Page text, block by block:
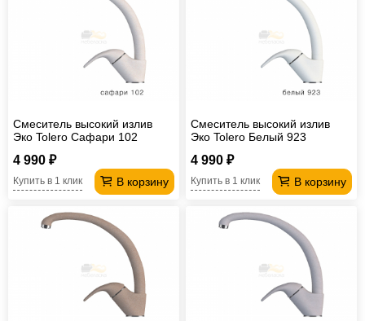
Смеситель высокий излив
Эко Tolero Сафари 102
4 990 ₽
В корзину
Купить в 1 клик
Смеситель высокий излив
Эко Tolero Белый 923
4 990 ₽
В корзину
Купить в 1 клик